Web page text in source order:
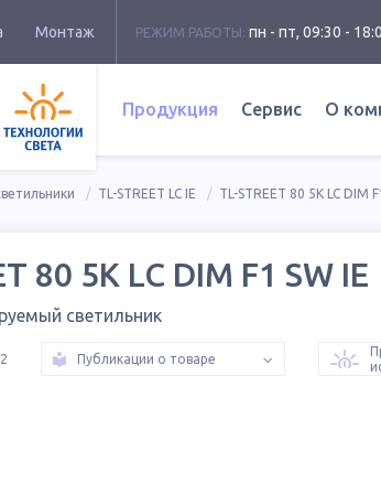
Монтаж РЕЖИМ РАБОТЫ: пн - пт, 09:30 -
Продукция Сервис О
TL-STREET LC IE TL-STREET 80 5K LC DIM
80 5K LC DIM F1 SW IE
светильник
Публикации о товаре